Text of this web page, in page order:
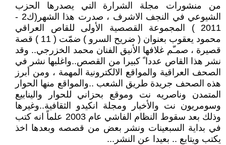
من منشورات مجلة الشرارة التي يصدرها الحزب
الشيوعي في النجف الاشرف ، صدرت هذا الشهر(ك2 -
2011 ) المجموعة القصصية الأولى للقاص العراقي
محمود يعقوب بعنوان ( ضريح السرو ) ضمّت ( 11 ) قصة
قصيرة ، صمـّم غلافها الأنيق الفنان محمد الخزرجي.. وقد
نشر هذا القاص عددا ً كبيرا من القصص..واغلبها نشر في
الصحف العراقية والمواقع الالكترونية المهمة ، ومن أبرز
هذه الصحف جريدة طريق الشعب ..والمواقع منها الحوار
المتمدن وناصريه نت وموقع بحزاني للحوار والينابيع
وسومريون نت والأخبار ومجلة انكيدو الثقافية..وغيرها
وذلك بعد سقوط النظام الفاشي عام 2003 علماً انه كتب
في بداية السبعينات ونشر بعض من قصصه وبعدها اخذ
يكتب ويتابع .. بعيدا عن النشر...